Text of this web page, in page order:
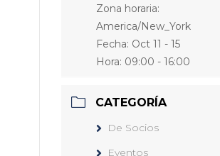
Zona horaria:
America/New_York
Fecha: Oct 11 - 15
Hora: 09:00 - 16:00
CATEGORÍA
De Socios
Eventos